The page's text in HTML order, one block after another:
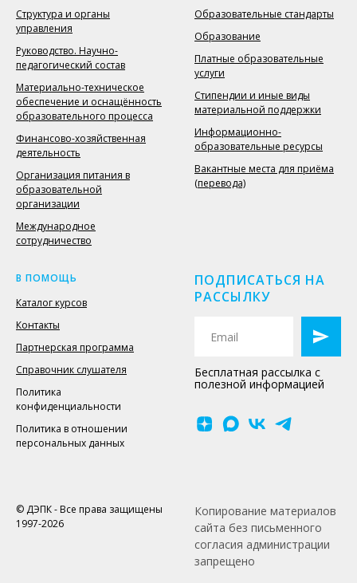
Структура и органы
управления
Руководство. Научно-
педагогический состав
Материально-техническое
обеспечение и оснащённость
образовательного процесса
Финансово-хозяйственная
деятельность
Организация питания в
образовательной
организации
Международное
сотрудничество
Образовательные стандарты
Образование
Платные образовательные
услуги
Стипендии и иные виды
материальной поддержки
Информационно-
образовательные ресурсы
Вакантные места для приёма
(перевода)
В ПОМОЩЬ
Каталог курсов
Контакты
Партнерская программа
Справочник слушателя
Политика
конфиденциальности
Политика в отношении
персональных данных
ПОДПИСАТЬСЯ НА
РАССЫЛКУ
Бесплатная рассылка с
полезной информацией
© ДЭПК - Все права защищены
1997-2026
Копирование материалов
сайта без письменного
согласия администрации
запрещено